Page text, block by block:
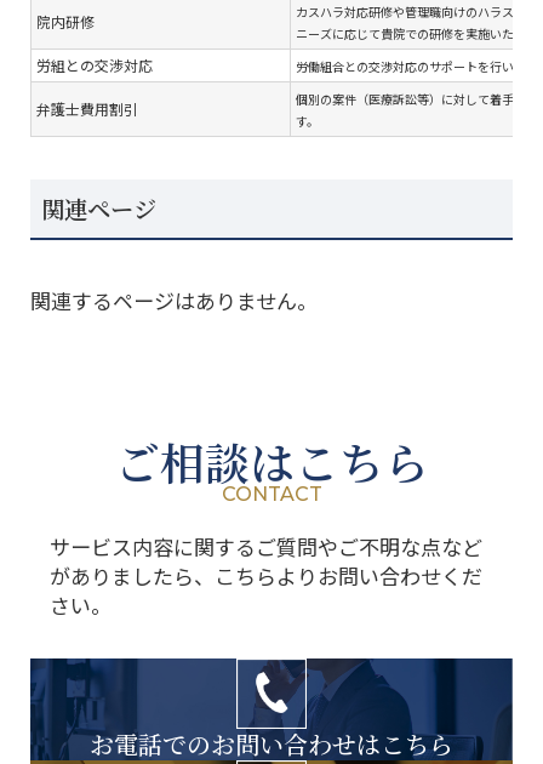
院内研修
カスハラ対応研修や管理職向けのハラスメン
ニーズに応じて貴院での研修を実施いたしま
労組との交渉対応 労働組合との交渉対応のサポートを行います
弁護士費用割引
個別の案件（医療訴訟等）に対して着手金を
す。
関連ページ
関連するページはありません。
ご相談はこちら
CONTACT
サービス内容に関するご質問やご不明な点など
がありましたら、こちらよりお問い合わせくだ
さい。
お電話でのお問い合わせはこちら